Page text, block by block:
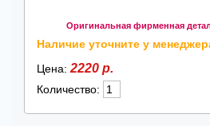
Оригинальная фирменная
Наличие уточните у
Цена: 2220 р.
Количество: